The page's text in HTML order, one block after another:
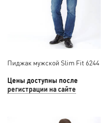
Пиджак мужской Slim Fit 6244
Цены доступны после
регистрации на сайте